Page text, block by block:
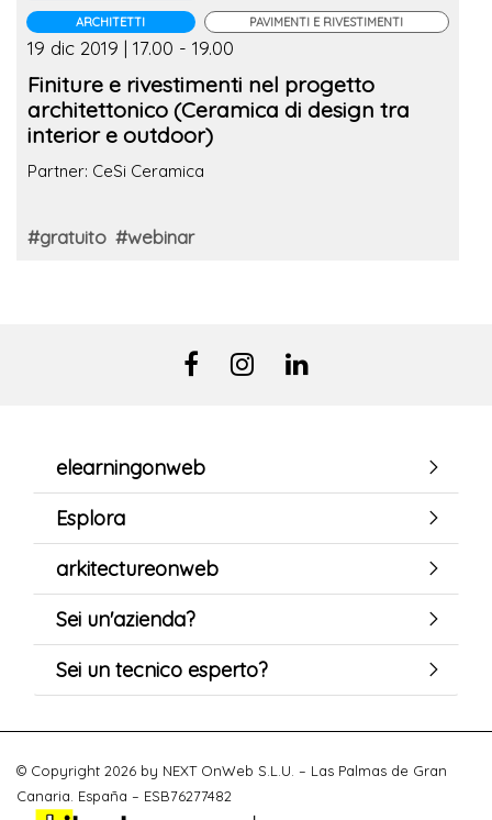
ARCHITETTI PAVIMENTI E RIVESTIMENTI
19 dic 2019 | 17.00 - 19.00
Finiture e rivestimenti nel progetto
architettonico (Ceramica di design tra
interior e outdoor)
Partner: CeSi Ceramica
#gratuito #webinar
elearningonweb
Esplora
arkitectureonweb
Sei un'azienda?
Sei un tecnico esperto?
© Copyright 2026 by NEXT OnWeb S.L.U. – Las Palmas de Gran
Canaria. España – ESB76277482